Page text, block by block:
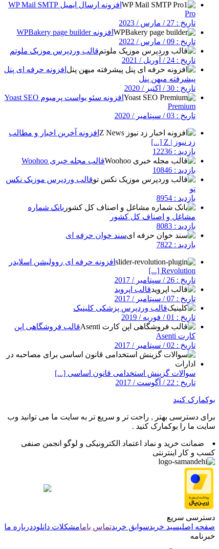
افزونه ارسال ایمیل WP Mail SMTP
Pro
تاریخ : 27 / مارس / 2023
افزونه WPBakery page builder
تاریخ : 09 / مارس / 2022
قالب وردپرس موزیک ملوتم
تاریخ : 24 / آوریل / 2021
افزونه حرفه ای پنل
پیشرفته میهن پنل
تاریخ : 30 / اکتبر / 2020
افزونه سئو یواست پرمیوم Yoast SEO
Premium
تاریخ : 03 / سپتامبر / 2020
افزونه آخرین اخبار و مطالب
زد نیوز | Z [...]
بازدید : 12236
قالب مجله خبری Woohoo
بازدید : 10846
قالب وردپرس موزیک نکس
تو
بازدید : 8954
بانک شماره
مشاغل و اصناف کل کشور
بازدید : 8083
سند خوان حرفه ای
بازدید : 7822
افزونه حرفه ای روولیشن اسلایدر
Revolution [...]
تاریخ : 26 / سپتامبر / 2017
قالب اپروید
تاریخ : 07 / سپتامبر / 2017
قالب وردپرس پزشکی کلینیک
تاریخ : 01 / فوریه / 2019
قالب فروشگاهی اپن
کارت Asenti
تاریخ : 02 / سپتامبر / 2017
سوالات گزینش استخدامی قانون اساسی [...]
تاریخ : 22 / آگوست / 2017
بوکمارک کنید
برای دسترسی بهتر , راحت تر و سریع تر به سایت ما می توانید وب
سایت ما را بوکمارک کنید .
ضمانت خرید و نماد اعتماد الکترونیکی و لوگو انجمن صنفی
کسب و کار اینترنتی
دسترسی سریع
صفحه اصلیسبد خریدسوابق خریدتماس بامامشکلات دانلوددرباره ما
خبرنامه